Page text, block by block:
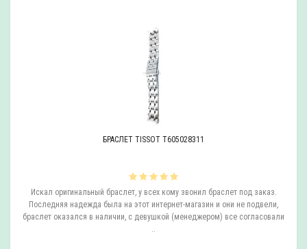
БРАСЛЕТ TISSOT T605028311
Искал оригинальный браслет, у всех кому звонил браслет под заказ.
Последняя надежда была на этот интернет-магазин и они не подвели,
браслет оказался в наличии, с девушкой (менеджером) все согласовали
..